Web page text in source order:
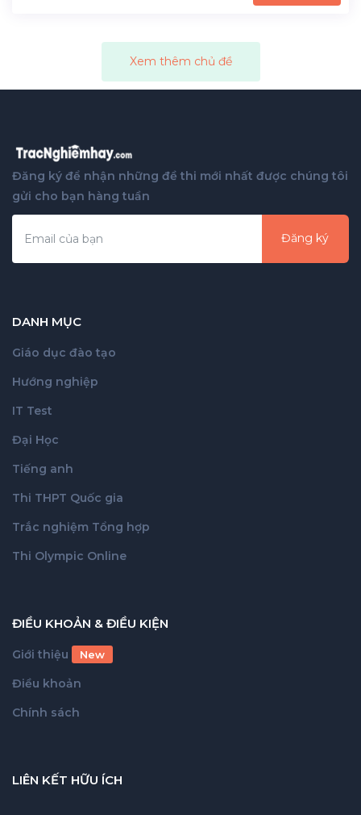
Xem thêm chủ đề
Đăng ký để nhận những đề thi mới nhất được chúng tôi
gửi cho bạn hàng tuần
Đăng ký
DANH MỤC
Giáo dục đào tạo
Hướng nghiệp
IT Test
Đại Học
Tiếng anh
Thi THPT Quốc gia
Trắc nghiệm Tổng hợp
Thi Olympic Online
ĐIỀU KHOẢN & ĐIỀU KIỆN
Giới thiệu New
Điều khoản
Chính sách
LIÊN KẾT HỮU ÍCH